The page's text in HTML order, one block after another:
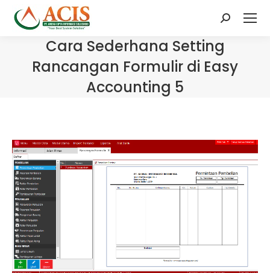
Search:
Cara Sederhana Setting
Rancangan Formulir di Easy
Accounting 5